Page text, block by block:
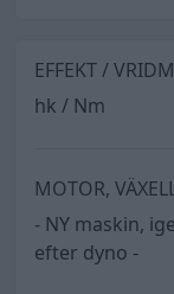
EFFEKT /
hk / Nm
MOTOR,
- NY maskin,
efter dyno -